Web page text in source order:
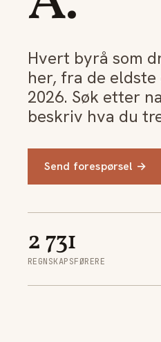
Hvert byrå som
her, fra de
2026. Søk etter
beskriv hva du
Send forespørsel →
2 731
REGNSKAPSFØRERE